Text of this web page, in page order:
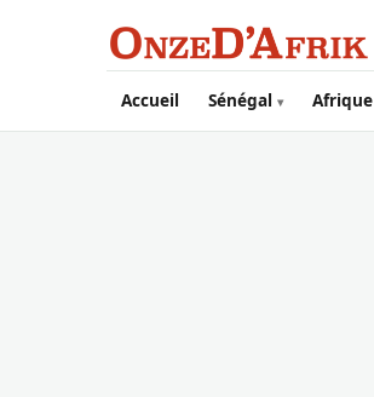
Aller au contenu principal
Accueil Sénégal Afrique